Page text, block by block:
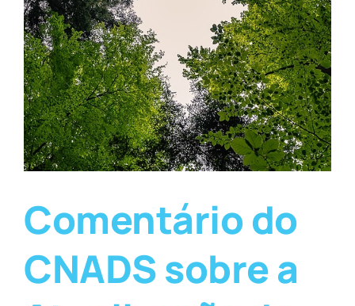
Comentário do
CNADS sobre a